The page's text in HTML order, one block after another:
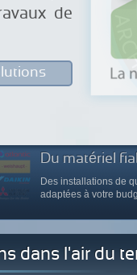
de
Du matériel
Des installations de
adaptées à votre
dans l'air du
salle de
toute
avant tout...